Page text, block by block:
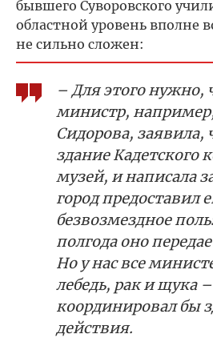
бывшего Суворовского
областной уровень вполне
не сильно сложен:
– Для этого нужно,
министр,
Сидорова, заявила,
здание Кадетского
музей, и написала
город предоставил
безвозмездное
полгода оно
Но у нас все
лебедь, рак и щука
координировал бы
действия.